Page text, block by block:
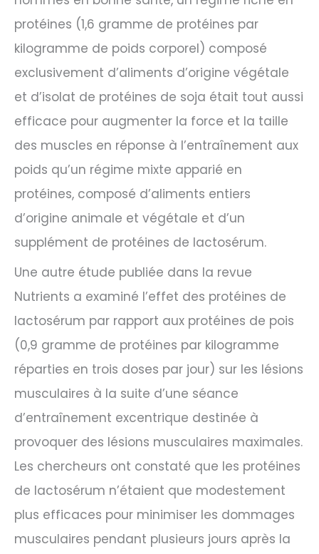
protéines (1,6 gramme de protéines par
kilogramme de poids corporel) composé
exclusivement d’aliments d’origine végétale
et d’isolat de protéines de soja était tout aussi
efficace pour augmenter la force et la taille
des muscles en réponse à l’entraînement aux
poids qu’un régime mixte apparié en
protéines, composé d’aliments entiers
d’origine animale et végétale et d’un
supplément de protéines de lactosérum.
Une autre étude publiée dans la revue
Nutrients a examiné l’effet des protéines de
lactosérum par rapport aux protéines de pois
(0,9 gramme de protéines par kilogramme
réparties en trois doses par jour) sur les lésions
musculaires à la suite d’une séance
d’entraînement excentrique destinée à
provoquer des lésions musculaires maximales.
Les chercheurs ont constaté que les protéines
de lactosérum n’étaient que modestement
plus efficaces pour minimiser les dommages
musculaires pendant plusieurs jours après la